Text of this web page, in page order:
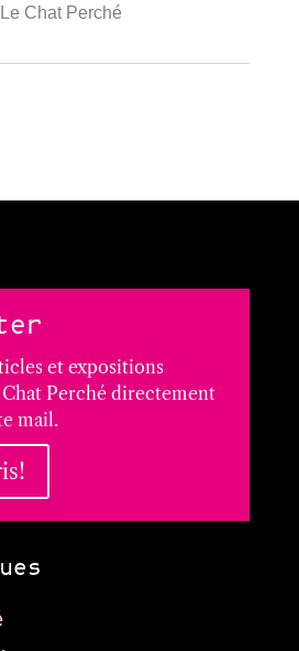
Le Chat Perché
et expositions
Perché directement
mail.